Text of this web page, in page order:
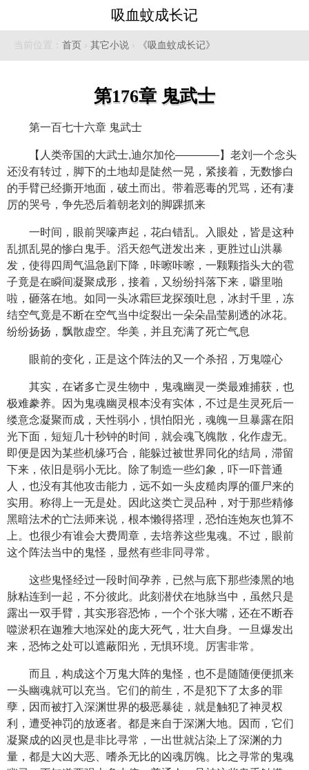
吸血蚊成长记
当前位置： 首页 › 其它小说 › 《吸血蚊成长记》
第176章 鬼武士
第一百七十六章 鬼武士
【人类帝国的大武士,迪尔加伦————】老刘一个念头
还没有转过，脚下的土地却是陡然一晃，紧接着，无数惨白
的手臂已经撕开地面，破土而出。带着恶毒的咒骂，还有凄
厉的哭号，争先恐后着朝老刘的脚踝抓来
一时间，眼前哭嚎声起，花白错乱。入眼处，皆是这种
乱抓乱晃的惨白鬼手。滔天怨气迸发出来，更胜过山洪暴
发，使得四周气温急剧下降，咔嚓咔嚓，一颗颗指头大的雹
子竟是在瞬间凝聚成形，接着，又纷纷抖落下来，噼里啪
啦，砸落在地。如同一头冰霜巨龙探颈吐息，冰封千里，冻
结空气竟是不断在空气当中绽裂出一朵朵晶莹剔透的冰花。
纷纷扬扬，飘散虚空。华美，并且充满了死亡气息
眼前的变化，正是这个阵法的又一个杀招，万鬼噬心
其实，在诸多亡灵生物中，鬼魂幽灵一类最难捕获，也
极难豢养。因为鬼魂幽灵根本没有实体，不过是生灵死后一
缕意念凝聚而成，天性弱小，惧怕阳光，魂魄一旦暴露在阳
光下面，短短几十秒钟的时间，就会魂飞魄散，化作虚无。
即便是因为某些机缘巧合，能躲过被世界同化的结局，滞留
下来，依旧是弱小无比。除了制造一些幻象，吓一吓普通
人，也没有其他攻击能力，远不如一头皮糙肉厚的僵尸来的
实用。称得上一无是处。因此这类亡灵品种，对于那些精修
黑暗法术的亡法师来说，根本懒得搭理，恐怕连炮灰也算不
上。也很少有谁会大费周章，去培养这些鬼魂。不过，眼前
这个阵法当中的鬼怪，显然有些非同寻常。
这些鬼怪经过一段时间孕养，已然与底下那些漆黑的地
脉粘连到一起，不分彼此。此刻潜伏在地脉当中，虽然只是
露出一双手臂，其实形容恐怖，一个个张大嘴，还在不断吞
噬淤积在迦雅大地深处的庞大死气，壮大自身。一旦爆发出
来，恐怖之处可以遮蔽阳光，无惧环境。厉害非常。
而且，构成这个万鬼大阵的鬼怪，也不是随随便便抓来
一头幽魂就可以充当。它们的前生，不是犯下了太多的罪
孽，因而被打入深渊世界的极恶暴徒，就是触犯了神灵权
利，遭受神罚的放逐者。都是来自于深渊大地。因而，它们
凝聚成的凶灵也是非比寻常，一出世就沾染上了深渊的力
量，都是大凶大恶、嗜杀无比的凶魂厉魄。比之寻常的鬼魂